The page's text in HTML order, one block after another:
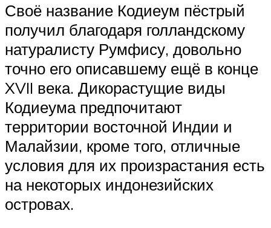
Своё название Кодиеум пёстрый
получил благодаря голландскому
натуралисту Румфису, довольно
точно его описавшему ещё в конце
XVII века. Дикорастущие виды
Кодиеума предпочитают
территории восточной Индии и
Малайзии, кроме того, отличные
условия для их произрастания есть
на некоторых индонезийских
островах.